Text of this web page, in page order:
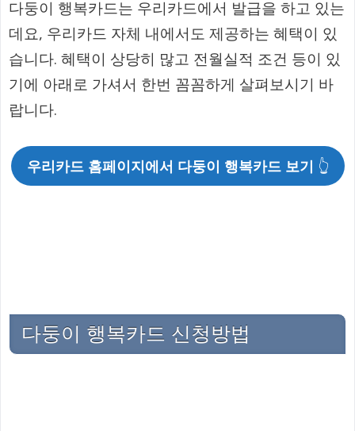
다둥이 행복카드는 우리카드에서 발급을 하고 있는
데요, 우리카드 자체 내에서도 제공하는 혜택이 있
습니다. 혜택이 상당히 많고 전월실적 조건 등이 있
기에 아래로 가셔서 한번 꼼꼼하게 살펴보시기 바
랍니다.
우리카드 홈페이지에서 다둥이 행복카드 보기 👆
다둥이 행복카드 신청방법